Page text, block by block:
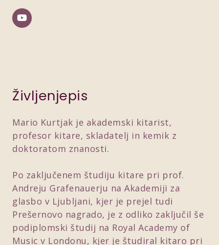
Življenjepis
Mario Kurtjak je akademski kitarist,
profesor kitare, skladatelj in kemik z
doktoratom znanosti.
Po zaključenem študiju kitare pri prof.
Andreju Grafenauerju na Akademiji za
glasbo v Ljubljani, kjer je prejel tudi
Prešernovo nagrado, je z odliko zaključil še
podiplomski študij na Royal Academy of
Music v Londonu, kjer je študiral kitaro pri